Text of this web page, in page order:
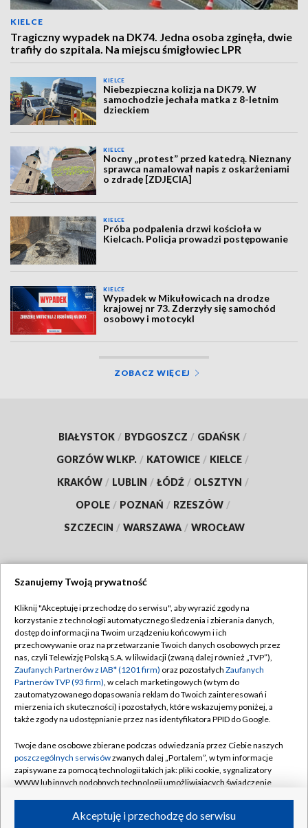
KIELCE
Tragiczny wypadek na DK74. Jedna osoba zginęła, dwie
trafiły do szpitala. Na miejscu śmigłowiec LPR
KIELCE
Niebezpieczna kolizja na DK79. W
samochodzie jechała matka z 8-letnim
dzieckiem
KIELCE
Nocny „protest” przed katedrą. Nieznany
sprawca namalował napis z oskarżeniami
o zdradę [ZDJĘCIA]
KIELCE
Próba podpalenia drzwi kościoła w
Kielcach. Policja prowadzi postępowanie
KIELCE
Wypadek w Mikułowicach na drodze
krajowej nr 73. Zderzyły się samochód
osobowy i motocykl
ZOBACZ WIĘCEJ
BIAŁYSTOK / BYDGOSZCZ / GDAŃSK /
GORZÓW WLKP. / KATOWICE / KIELCE /
KRAKÓW / LUBLIN / ŁÓDŹ / OLSZTYN /
OPOLE / POZNAŃ / RZESZÓW /
SZCZECIN / WARSZAWA / WROCŁAW
TVP
Abonament TVP
Emisja w TVP
Centrum informacji TVP
Naziemna Telewizja Cyfrowa
Rada Programowa
System NOS
Informacje o nadawcy
Program dla prasy
Regulamin TVP
Polityka prywatności
Moje zgody
Pomoc
Kontakt
Kanały
Szanujemy Twoją prywatność
Kliknij "Akceptuję i przechodzę do serwisu", aby wyrazić zgody na
korzystanie z technologii automatycznego śledzenia i zbierania danych,
dostęp do informacji na Twoim urządzeniu końcowym i ich
przechowywanie oraz na przetwarzanie Twoich danych osobowych przez
nas, czyli Telewizję Polską S.A. w likwidacji (zwaną dalej również „TVP”),
Zaufanych Partnerów z IAB* (1201 firm) oraz pozostałych Zaufanych
Partnerów TVP (93 firm), w celach marketingowych (w tym do
zautomatyzowanego dopasowania reklam do Twoich zainteresowań i
mierzenia ich skuteczności) i pozostałych, które wskazujemy poniżej, a
także zgody na udostępnianie przez nas identyfikatora PPID do Google.
Twoje dane osobowe zbierane podczas odwiedzania przez Ciebie naszych
poszczególnych serwisówzwanych dalej „Portalem”, w tym informacje
zapisywane za pomocą technologii takich jak: pliki cookie, sygnalizatory
WWW lub innych podobnych technologii umożliwiających świadczenie
ruchu w Internecie.Akceptuję i przechodzę do serwisu